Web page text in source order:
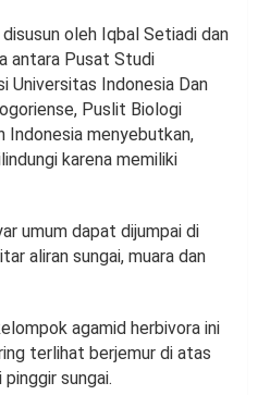
oleh Iqbal Setiadi dan
antara Pusat Studi
Universitas Indonesia Dan
Puslit Biologi
Indonesia menyebutkan,
karena memiliki
umum dapat dijumpai di
aliran sungai, muara dan
agamid herbivora ini
terlihat berjemur di atas
sungai.